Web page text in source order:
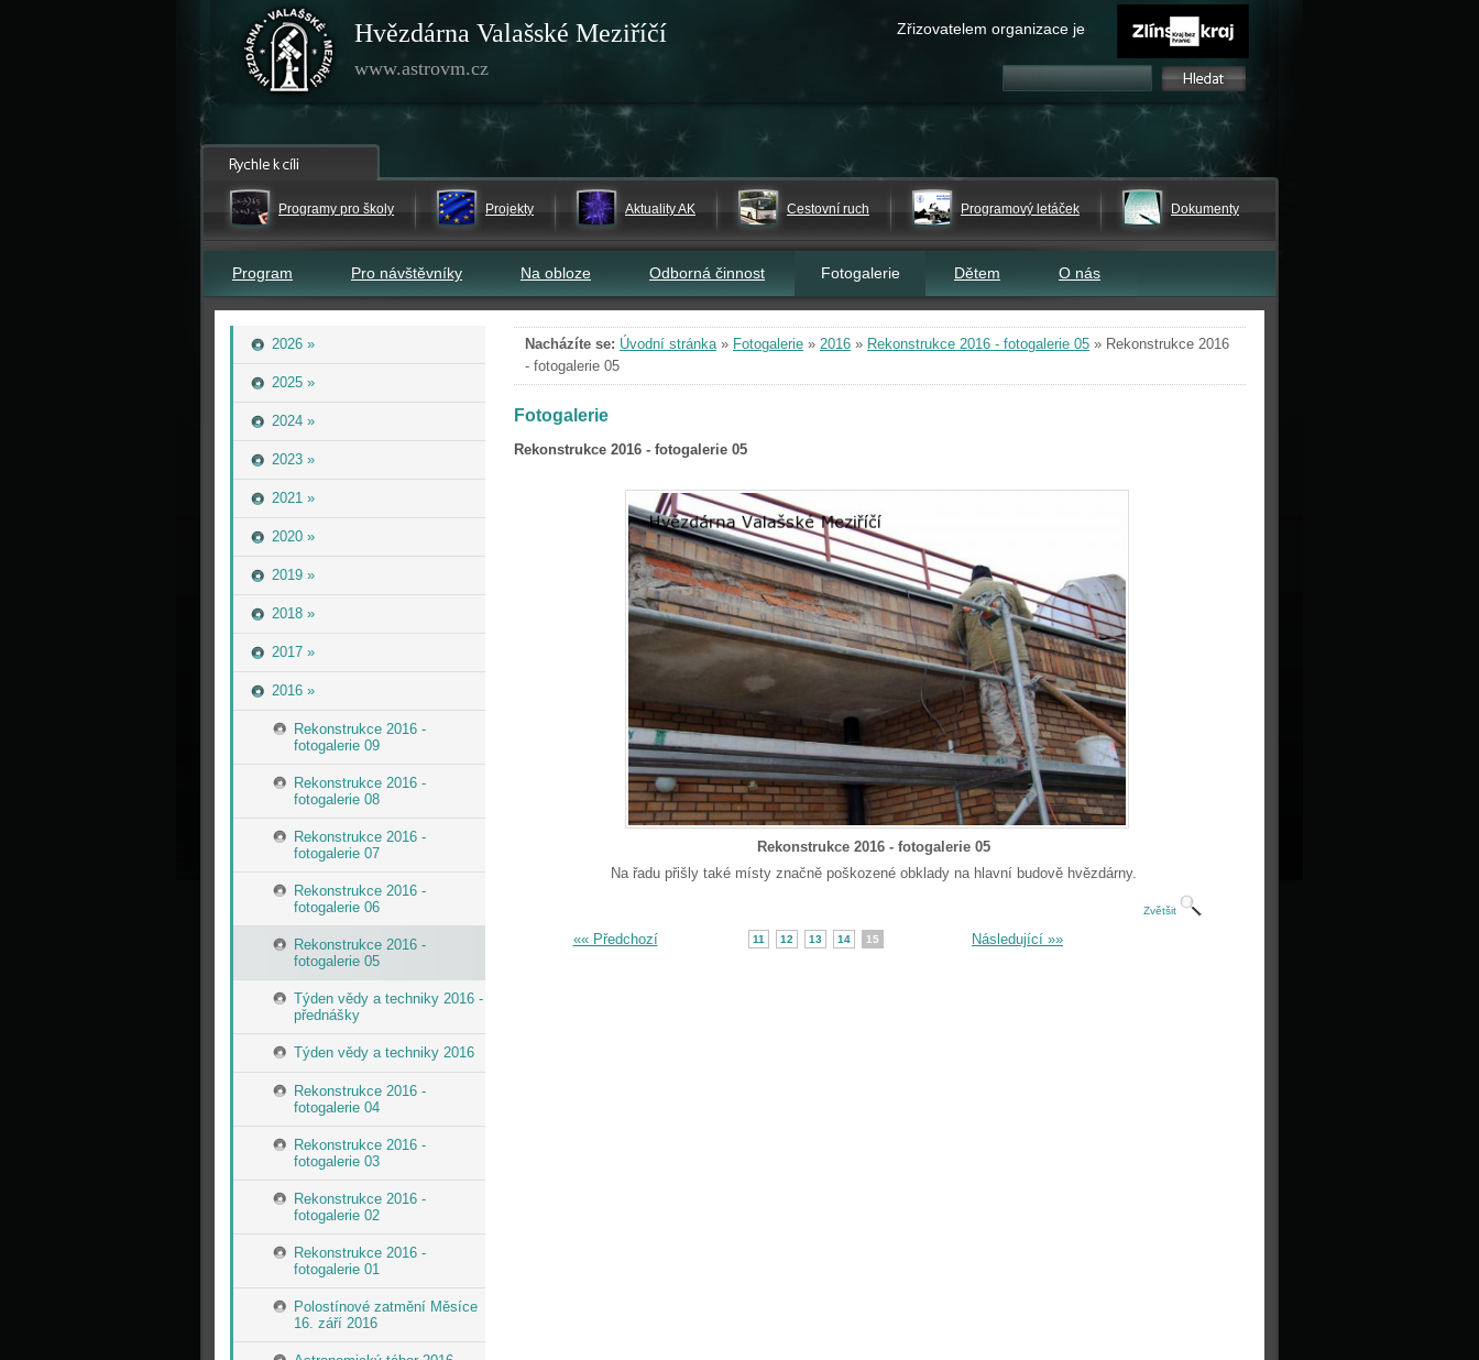
Hvězdárna Valašské Meziříčí
www.astrovm.cz
Zřizovatelem organizace je
Programy pro školy Projekty Aktuality AK Cestovní ruch Programový letáček Dokumenty
Program Pro návštěvníky Na obloze Odborná činnost Fotogalerie Dětem O nás
2026 »
2025 »
2024 »
2023 »
2021 »
2020 »
2019 »
2018 »
2017 »
2016 »
Rekonstrukce 2016 -
fotogalerie 09
Rekonstrukce 2016 -
fotogalerie 08
Rekonstrukce 2016 -
fotogalerie 07
Rekonstrukce 2016 -
fotogalerie 06
Rekonstrukce 2016 -
fotogalerie 05
Týden vědy a techniky 2016 -
přednášky
Týden vědy a techniky 2016
Rekonstrukce 2016 -
fotogalerie 04
Rekonstrukce 2016 -
fotogalerie 03
Rekonstrukce 2016 -
fotogalerie 02
Rekonstrukce 2016 -
fotogalerie 01
Polostínové zatmění Měsíce
16. září 2016
Nacházíte se: Úvodní stránka» Fotogalerie » 2016 » Rekonstrukce 2016 - fotogalerie 05 » Rekonstrukce 2016
- fotogalerie 05
Fotogalerie
Rekonstrukce 2016 - fotogalerie 05
Rekonstrukce 2016 - fotogalerie 05
Na řadu přišly také místy značně poškozené obklady na hlavní budově hvězdárny.
Zvětšit
«« Předchozí 11 12 13 14 15 Následující »»